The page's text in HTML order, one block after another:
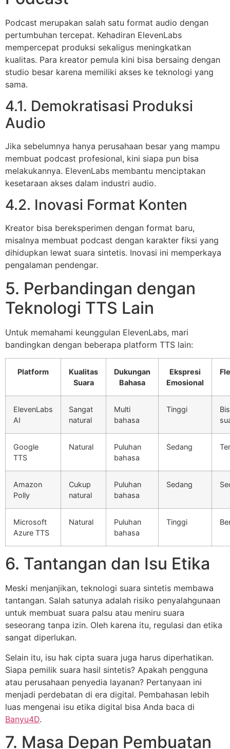
Podcast merupakan salah satu format audio dengan
pertumbuhan tercepat. Kehadiran ElevenLabs
mempercepat produksi sekaligus meningkatkan
kualitas. Para kreator pemula kini bisa bersaing dengan
studio besar karena memiliki akses ke teknologi yang
sama.
4.1. Demokratisasi Produksi
Audio
Jika sebelumnya hanya perusahaan besar yang mampu
membuat podcast profesional, kini siapa pun bisa
melakukannya. ElevenLabs membantu menciptakan
kesetaraan akses dalam industri audio.
4.2. Inovasi Format Konten
Kreator bisa bereksperimen dengan format baru,
misalnya membuat podcast dengan karakter fiksi yang
dihidupkan lewat suara sintetis. Inovasi ini memperkaya
pengalaman pendengar.
5. Perbandingan dengan
Teknologi TTS Lain
Untuk memahami keunggulan ElevenLabs, mari
bandingkan dengan beberapa platform TTS lain:
Platform
Kualitas
Suara
Dukungan
Bahasa
Ekspresi
Emosional
ElevenLabs
AI
Sangat
natural
Multi
bahasa
Tinggi
Google
TTS
Natural
Puluhan
bahasa
Sedang
Amazon
Polly
Cukup
natural
Puluhan
bahasa
Sedang
Microsoft
Azure TTS
Natural
Puluhan
bahasa
Tinggi
6. Tantangan dan Isu Etika
Meski menjanjikan, teknologi suara sintetis membawa
tantangan. Salah satunya adalah risiko penyalahgunaan
untuk membuat suara palsu atau meniru suara
seseorang tanpa izin. Oleh karena itu, regulasi dan etika
sangat diperlukan.
Selain itu, isu hak cipta suara juga harus diperhatikan.
Siapa pemilik suara hasil sintetis? Apakah pengguna
atau perusahaan penyedia layanan? Pertanyaan ini
menjadi perdebatan di era digital. Pembahasan lebih
luas mengenai isu etika digital bisa Anda baca di
Banyu4D.
7. Masa Depan Pembuatan